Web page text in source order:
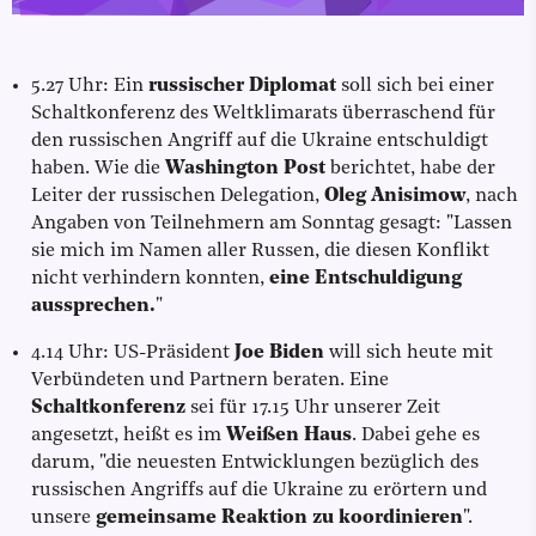
5.27 Uhr: Ein russischer Diplomat soll sich bei einer
Schaltkonferenz des Weltklimarats überraschend für
den russischen Angriff auf die Ukraine entschuldigt
haben. Wie die Washington Post berichtet, habe der
Leiter der russischen Delegation, Oleg Anisimow, nach
Angaben von Teilnehmern am Sonntag gesagt: "Lassen
sie mich im Namen aller Russen, die diesen Konflikt
nicht verhindern konnten, eine Entschuldigung
aussprechen."
4.14 Uhr: US-Präsident Joe Biden will sich heute mit
Verbündeten und Partnern beraten. Eine
Schaltkonferenz sei für 17.15 Uhr unserer Zeit
angesetzt, heißt es im Weißen Haus. Dabei gehe es
darum, "die neuesten Entwicklungen bezüglich des
russischen Angriffs auf die Ukraine zu erörtern und
unsere gemeinsame Reaktion zu koordinieren".